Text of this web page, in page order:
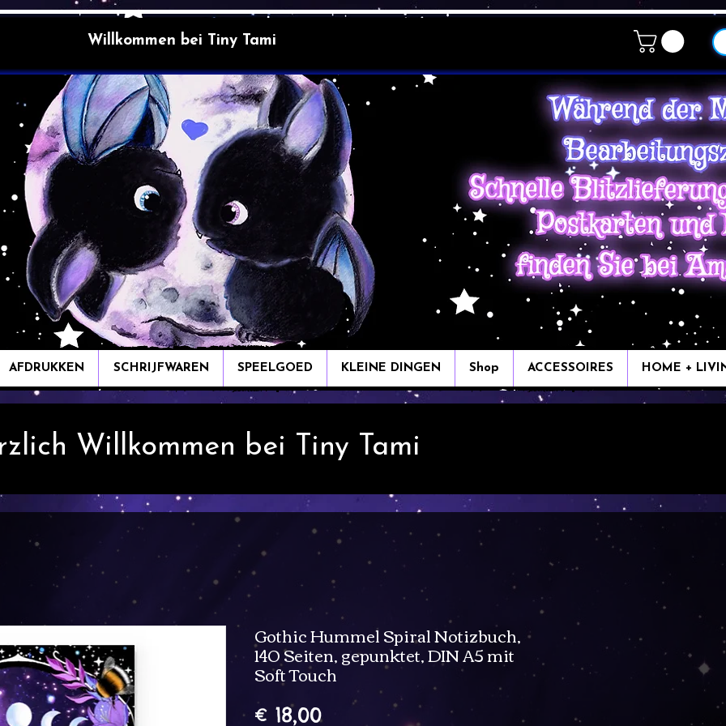
Willkommen bei Tiny Tami
AFDRUKKEN SCHRIJFWAREN SPEELGOED KLEINE DINGEN Shop ACCESSOIRES HOME +
Willkommen bei Tiny Tami
Gothic Hummel Spiral Notizbuch,
140 Seiten, gepunktet, DIN A5 mit
Soft Touch
€ 18,00Prijs